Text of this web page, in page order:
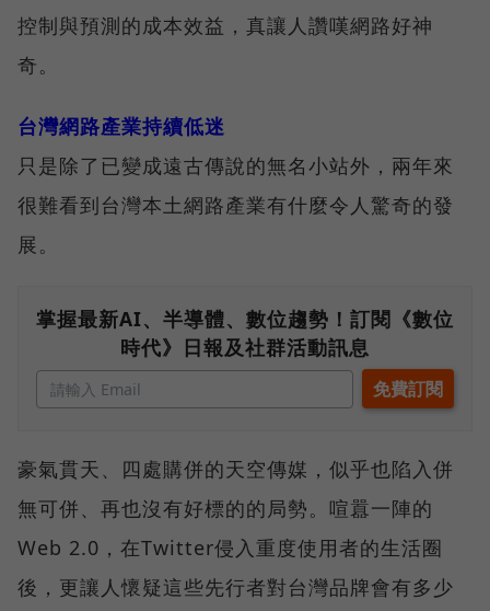
控制與預測的成本效益，真讓人讚嘆網路好神
奇。
台灣網路產業持續低迷
只是除了已變成遠古傳說的無名小站外，兩年來
很難看到台灣本土網路產業有什麼令人驚奇的發
展。
掌握最新AI、半導體、數位趨勢！訂閱《數位
時代》日報及社群活動訊息
豪氣貫天、四處購併的天空傳媒，似乎也陷入併
無可併、再也沒有好標的的局勢。喧囂一陣的
Web 2.0，在Twitter侵入重度使用者的生活圈
後，更讓人懷疑這些先行者對台灣品牌會有多少